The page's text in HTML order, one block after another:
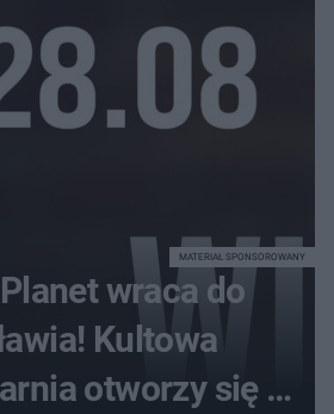
wraca do
Kultowa
otworzy się w
MATERIAŁ SPONSOROWANY